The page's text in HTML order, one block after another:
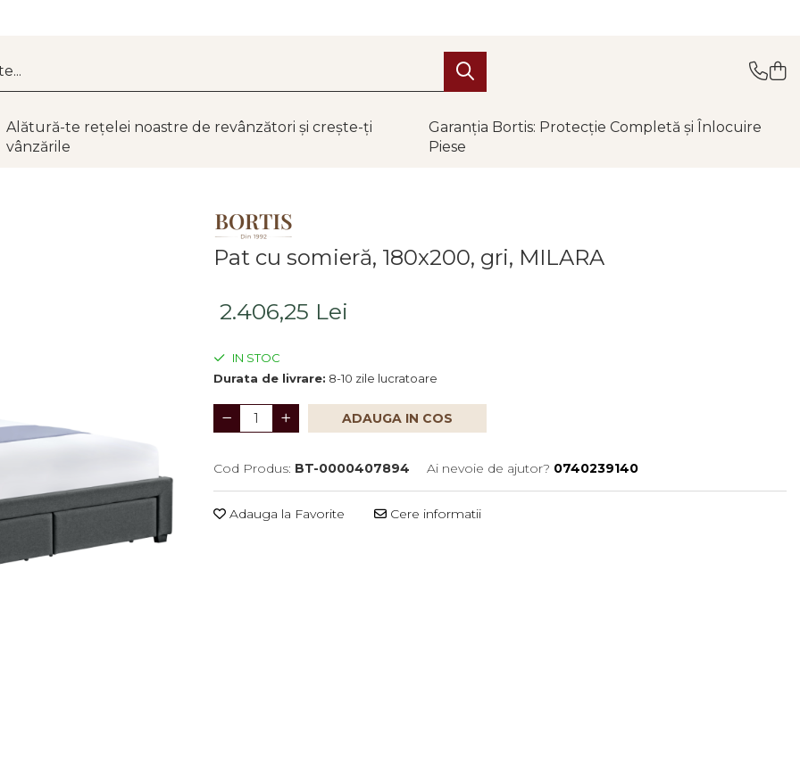
Alătură-te rețelei noastre de revânzători și crește-ți
vânzările
Garanția Bortis: Protecție Completă și Înlocuire
Piese
Pat cu somieră, 180x200, gri, MILARA
2.406,25 Lei
IN STOC
Durata de livrare: 8-10 zile lucratoare
ADAUGA IN COS
Cod Produs: BT-0000407894 Ai nevoie de ajutor? 0740239140
Adauga la Favorite Cere informatii